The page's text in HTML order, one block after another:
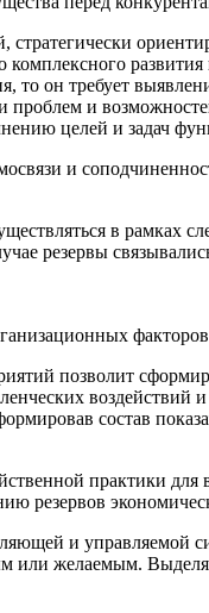
он требует
и
целей и задач
и
в рамках
резервы
позволит
состав
практики
резервов
и управляемой
или желаемым.